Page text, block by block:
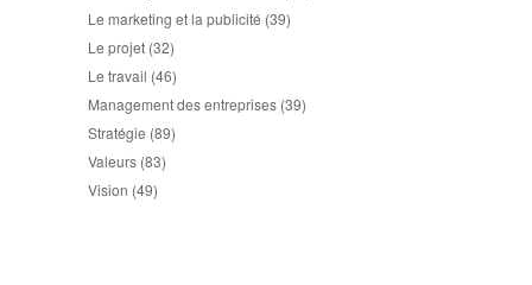
Le marketing et la publicité (39)
Le projet (32)
Le travail (46)
Management des entreprises (39)
Stratégie (89)
Valeurs (83)
Vision (49)